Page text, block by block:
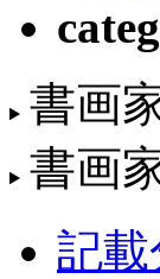
書画
書画
記載